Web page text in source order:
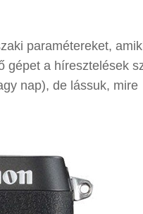
paramétereket,
gépet a híresztelések
nap), de lássuk, mire